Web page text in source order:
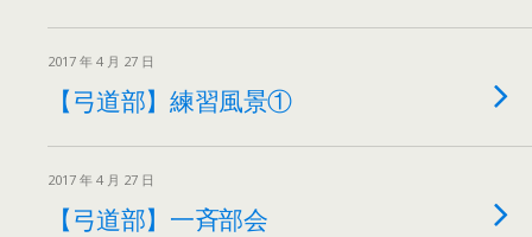
2017 年 4 月 27 日
【弓道部】練習風景①
2017 年 4 月 27 日
【弓道部】一斉部会